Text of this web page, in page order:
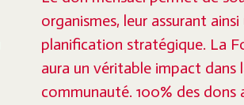
organismes, leur assurant
planification stratégique. La
aura un véritable impact dans
communauté. 100% des dons